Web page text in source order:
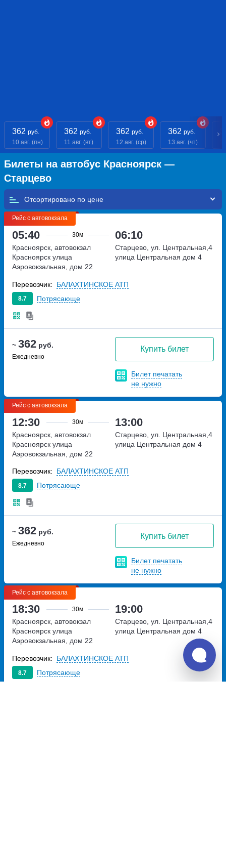
362 руб.
10 авг. (пн)
362 руб.
11 авг. (вт)
362 руб.
12 авг. (ср)
362 руб.
13 авг. (чт)
Билеты на автобус Красноярск —
Старцево
Отсортировано по
Рейс с автовокзала
05:40 30м 06:10
~ 362 руб.
Ежедневно
Купить билет
Билет печатать
не нужно
Красноярск, автовокзал
Красноярск улица
Аэровокзальная, дом 22
Старцево, ул. Центральная,4
улица Центральная дом 4
8.7 Потрясающе
Перевозчик: БАЛАХТИНСКОЕ АТП
Рейс с автовокзала
12:30 30м 13:00
~ 362 руб.
Ежедневно
Купить билет
Билет печатать
не нужно
Красноярск, автовокзал
Красноярск улица
Аэровокзальная, дом 22
Старцево, ул. Центральная,4
улица Центральная дом 4
8.7 Потрясающе
Перевозчик: БАЛАХТИНСКОЕ АТП
Рейс с автовокзала
18:30 30м 19:00
Красноярск, автовокзал
Красноярск улица
Аэровокзальная, дом 22
Старцево, ул. Центральная,4
улица Центральная дом 4
8.7 Потрясающе
Перевозчик: БАЛАХТИНСКОЕ АТП